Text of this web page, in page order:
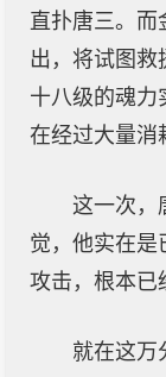
直扑唐三。而
出，将试图救
十八级的魂力
在经过大量消
这一次，
觉，他实在是
攻击，根本已
就在这万